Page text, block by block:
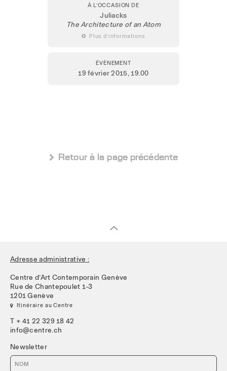
À L’OCCASION DE
Juliacks
The Architecture of an Atom
 Plus d’informations
ÉVÈNEMENT
19 février 2015, 19.00
 Retour à la page précédente
Adresse administrative :
Centre d’Art Contemporain Genève
Rue de Chantepoulet 1-3
1201 Genève
 Itinéraire au Centre
T + 41 22 329 18 42
info@centre.ch
Newsletter